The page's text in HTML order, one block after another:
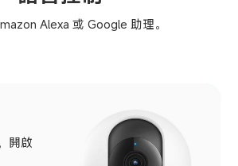
Alexa 或 Google 助理。
開啟